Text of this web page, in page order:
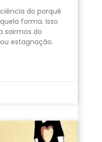
do porquê
forma. Isso
sairmos do
estagnação.